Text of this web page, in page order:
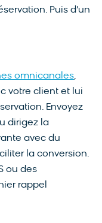
Puis d’un
omnicanales,
votre client et lui
Envoyez
dirigez la
avec du
la conversion.
ou des
rappel